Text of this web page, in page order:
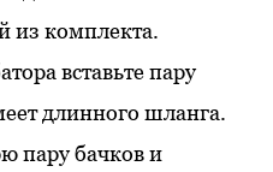
из комплекта.
вставьте пару
длинного шланга.
пару бачков и